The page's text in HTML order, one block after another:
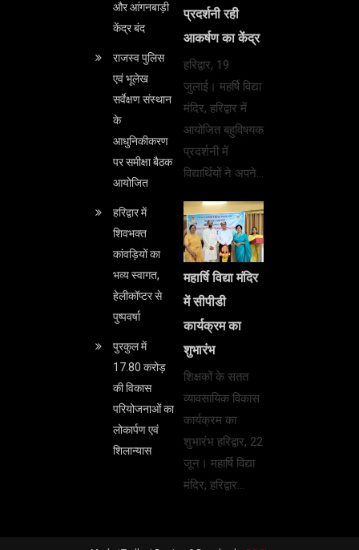
और आंगनबाड़ी
केंद्र बंद
राजस्व पुलिस
एवं भूलेख
सर्वेक्षण संस्थान
के
आधुनिकीकरण
पर समीक्षा बैठक
आयोजित
हरिद्वार में
शिवभक्त
कांवड़ियों का
भव्य स्वागत,
हेलीकॉप्टर से
पुष्पवर्षा
पुरकुल में
17.80 करोड़
की विकास
परियोजनाओं का
लोकार्पण एवं
शिलान्यास
प्रदर्शनी रही
आकर्षण का केंद्र
हरिद्वार, 19
जुलाई। महर्षि विद्या
मंदिर, हरिद्वार में
आयोजित बहुविषयक
प्रदर्शनी में
विद्यार्थियों ने अपने…
महार्षि विद्या मंदिर
में सीपीडी
कार्यक्रम का
शुभारंभ
शिक्षकों के सतत
व्यावसायिक विकास
कार्यक्रम का
शुभारंभ हरिद्वार, 22
जून। महार्षि विद्या
मंदिर, हरिद्वार…